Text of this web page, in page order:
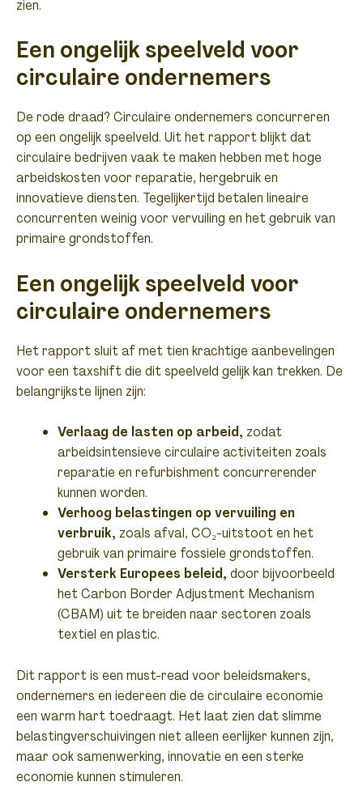
zien.
Een ongelijk speelveld voor
circulaire ondernemers
De rode draad? Circulaire ondernemers concurreren
op een ongelijk speelveld. Uit het rapport blijkt dat
circulaire bedrijven vaak te maken hebben met hoge
arbeidskosten voor reparatie, hergebruik en
innovatieve diensten. Tegelijkertijd betalen lineaire
concurrenten weinig voor vervuiling en het gebruik van
primaire grondstoffen.
Een ongelijk speelveld voor
circulaire ondernemers
Het rapport sluit af met tien krachtige aanbevelingen
voor een taxshift die dit speelveld gelijk kan trekken. De
belangrijkste lijnen zijn:
Verlaag de lasten op arbeid, zodat
arbeidsintensieve circulaire activiteiten zoals
reparatie en refurbishment concurrerender
kunnen worden.
Verhoog belastingen op vervuiling en
verbruik, zoals afval, CO₂-uitstoot en het
gebruik van primaire fossiele grondstoffen.
Versterk Europees beleid, door bijvoorbeeld
het Carbon Border Adjustment Mechanism
(CBAM) uit te breiden naar sectoren zoals
textiel en plastic.
Dit rapport is een must-read voor beleidsmakers,
ondernemers en iedereen die de circulaire economie
een warm hart toedraagt. Het laat zien dat slimme
belastingverschuivingen niet alleen eerlijker kunnen zijn,
maar ook samenwerking, innovatie en een sterke
economie kunnen stimuleren.